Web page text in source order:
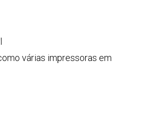
várias impressoras em